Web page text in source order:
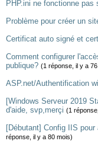
PHP.ini ne fonctionne pas
Problème pour créer un
Certificat auto signé et
Comment configurer
publique? (1 réponse, il y a
ASP.net/Authentification
[Windows Serveur 2019
d'aide, svp,merçi (1
[Débutant] Config IIS
réponse, il y a 80 mois)